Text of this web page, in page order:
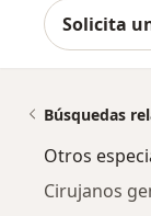
Solicita
Búsquedas
Otros
Cirujanos